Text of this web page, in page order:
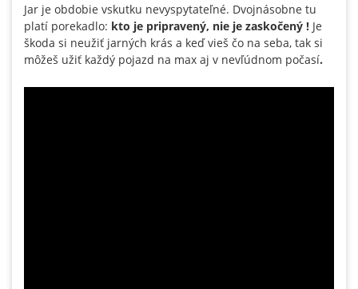
Jar je obdobie vskutku nevyspytateľné. Dvojnásobne tu
platí porekadlo: kto je pripravený, nie je zaskočený ! Je
škoda si neužiť jarných krás a keď vieš čo na seba, tak si
môžeš užiť každý pojazd na max aj v nevľúdnom počasí.